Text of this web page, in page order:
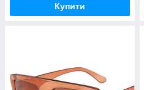
Купити